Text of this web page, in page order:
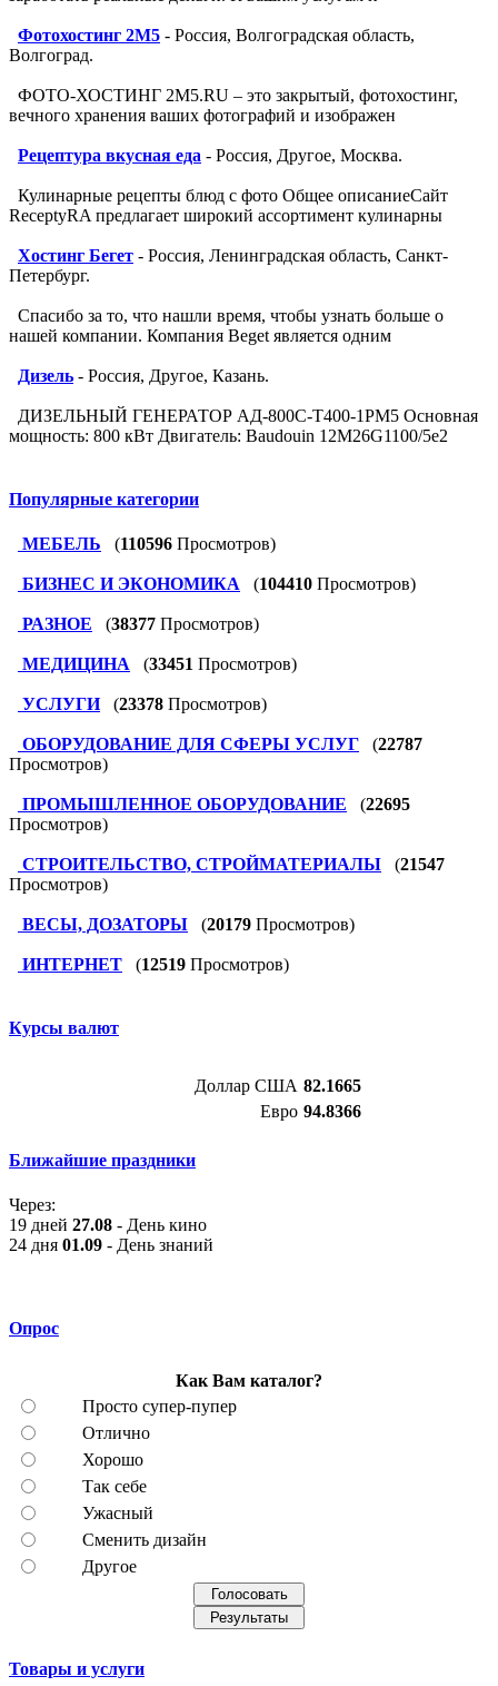
Фотохостинг 2M5 - Россия, Волгоградская область,
Волгоград.
ФОТО-ХОСТИНГ 2M5.RU – это закрытый, фотохостинг,
вечного хранения ваших фотографий и изображен
Рецептура вкусная еда - Россия, Другое, Москва.
Кулинарные рецепты блюд с фото Общее описаниеСайт
ReceptyRA предлагает широкий ассортимент кулинарны
Хостинг Бегет - Россия, Ленинградская область, Санкт-
Петербург.
Спасибо за то, что нашли время, чтобы узнать больше о
нашей компании. Компания Beget является одним
Дизель - Россия, Другое, Казань.
ДИЗЕЛЬНЫЙ ГЕНЕРАТОР АД-800С-Т400-1РМ5 Основная
мощность: 800 кВт Двигатель: Baudouin 12M26G1100/5e2
Популярные категории
МЕБЕЛЬ (110596 Просмотров)
БИЗНЕС И ЭКОНОМИКА (104410 Просмотров)
РАЗНОЕ (38377 Просмотров)
МЕДИЦИНА (33451 Просмотров)
УСЛУГИ (23378 Просмотров)
ОБОРУДОВАНИЕ ДЛЯ СФЕРЫ УСЛУГ (22787
Просмотров)
ПРОМЫШЛЕННОЕ ОБОРУДОВАНИЕ (22695
Просмотров)
СТРОИТЕЛЬСТВО, СТРОЙМАТЕРИАЛЫ (21547
Просмотров)
ВЕСЫ, ДОЗАТОРЫ (20179 Просмотров)
ИНТЕРНЕТ (12519 Просмотров)
Курсы валют
Доллар США 82.1665
Евро 94.8366
Ближайшие праздники
Через:
19 дней 27.08 - День кино
24 дня 01.09 - День знаний
Опрос
Как Вам каталог?
Просто супер-пупер
Отлично
Хорошо
Так себе
Ужасный
Сменить дизайн
Другое
Товары и услуги